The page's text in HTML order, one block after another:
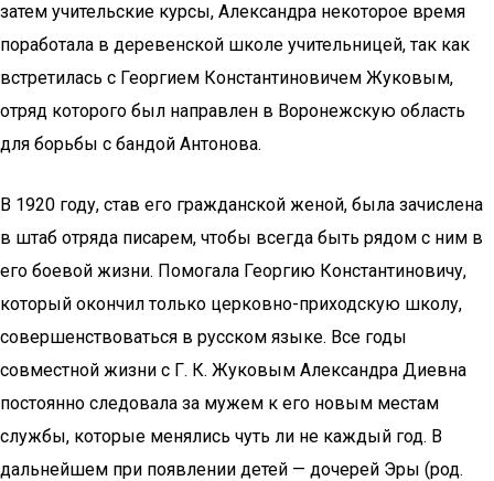
затем учительские курсы, Александра некоторое время
поработала в деревенской школе учительницей, так как
встретилась с Георгием Константиновичем Жуковым,
отряд которого был направлен в Воронежскую область
для борьбы с бандой Антонова.
В 1920 году, став его гражданской женой, была зачислена
в штаб отряда писарем, чтобы всегда быть рядом с ним в
его боевой жизни. Помогала Георгию Константиновичу,
который окончил только церковно-приходскую школу,
совершенствоваться в русском языке. Все годы
совместной жизни с Г. К. Жуковым Александра Диевна
постоянно следовала за мужем к его новым местам
службы, которые менялись чуть ли не каждый год. В
дальнейшем при появлении детей — дочерей Эры (род.